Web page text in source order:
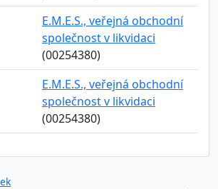
E.M.E.S., veřejná obchodní
společnost v likvidaci
(00254380)
E.M.E.S., veřejná obchodní
společnost v likvidaci
(00254380)